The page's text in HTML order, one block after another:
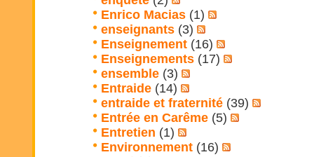
Enrico Macias (1)
enseignants (3)
Enseignement (16)
Enseignements (17)
ensemble (3)
Entraide (14)
entraide et fraternité (39)
Entrée en Carême (5)
Entretien (1)
Environnement (16)